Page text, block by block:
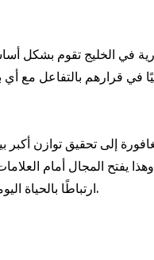
في الخليج تقوم بشكل
في قرارهم بالتفاعل مع
إلى تحقيق توازن أكبر بين
يفتح المجال أمام
ارتباطًا بالحياة اليومية بدلًا من الاكتفاء بأنظمة النقاط التقليدية.